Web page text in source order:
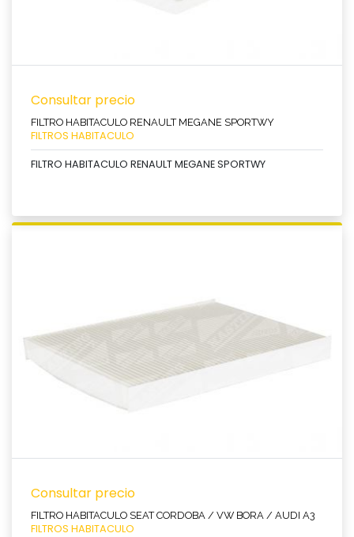
Consultar precio
FILTRO HABITACULO RENAULT MEGANE SPORTWY
FILTROS HABITACULO
FILTRO HABITACULO RENAULT MEGANE SPORTWY
Ver producto
Consultar precio
FILTRO HABITACULO SEAT CORDOBA / VW BORA / AUDI A3
FILTROS HABITACULO